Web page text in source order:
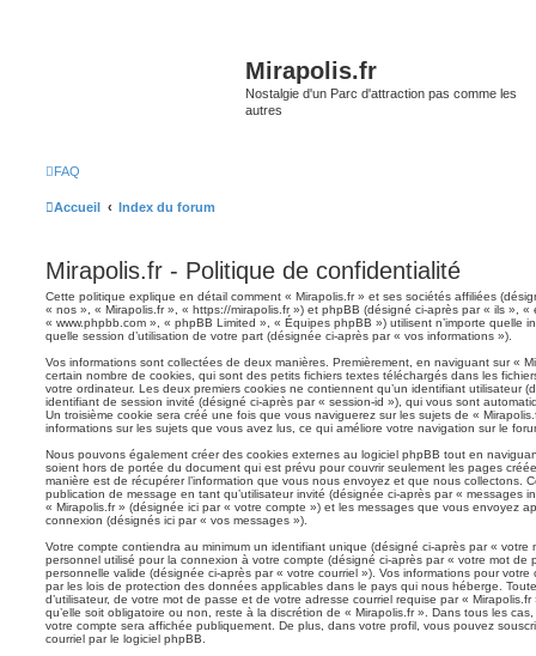
Mirapolis.fr
Nostalgie d'un Parc d'attraction pas comme les
autres
FAQ
Accueil Index du forum
Mirapolis.fr - Politique de confidentialité
Cette politique explique en détail comment « Mirapolis.fr » et ses sociétés affiliées
« nos », « Mirapolis.fr », « https://mirapolis.fr ») et phpBB (désigné ci-après par « ils »,
« www.phpbb.com », « phpBB Limited », « Équipes phpBB ») utilisent n’importe quelle
quelle session d’utilisation de votre part (désignée ci-après par « vos informations »).
Vos informations sont collectées de deux manières. Premièrement, en naviguant sur «
certain nombre de cookies, qui sont des petits fichiers textes téléchargés dans les
votre ordinateur. Les deux premiers cookies ne contiennent qu’un identifiant utilisateur
identifiant de session invité (désigné ci-après par « session-id »), qui vous sont
Un troisième cookie sera créé une fois que vous naviguerez sur les sujets de «
informations sur les sujets que vous avez lus, ce qui améliore votre navigation sur le
Nous pouvons également créer des cookies externes au logiciel phpBB tout en
soient hors de portée du document qui est prévu pour couvrir seulement les pages
manière est de récupérer l’information que vous nous envoyez et que nous collectons.
publication de message en tant qu’utilisateur invité (désignée ci-après par « messages
« Mirapolis.fr » (désignée ici par « votre compte ») et les messages que vous envoyez
connexion (désignés ici par « vos messages »).
Votre compte contiendra au minimum un identifiant unique (désigné ci-après par « votre
personnel utilisé pour la connexion à votre compte (désigné ci-après par « votre mot de
personnelle valide (désignée ci-après par « votre courriel »). Vos informations pour
par les lois de protection des données applicables dans le pays qui nous héberge.
d’utilisateur, de votre mot de passe et de votre adresse courriel requise par «
qu’elle soit obligatoire ou non, reste à la discrétion de « Mirapolis.fr ». Dans tous les
votre compte sera affichée publiquement. De plus, dans votre profil, vous pouvez
courriel par le logiciel phpBB.